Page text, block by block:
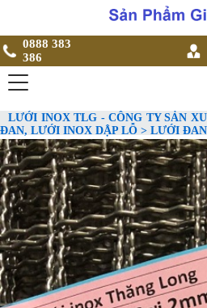
0888 383
386
LƯỚI INOX TLG - CÔNG TY SẢN
ĐAN, LƯỚI INOX DẬP LỖ > LƯỚI